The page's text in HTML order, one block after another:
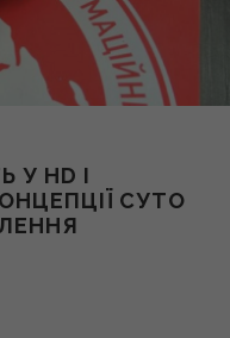
У HD І
СУТО